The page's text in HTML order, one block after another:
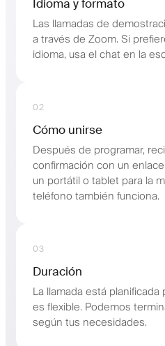
Idioma y formato
Las llamadas de
a través de Zoom. Si
idioma, usa el chat en la
02
Cómo unirse
Después de programar,
confirmación con un
un portátil o tablet para la
teléfono también funciona.
03
Duración
La llamada está
es flexible. Podemos
según tus necesidades.